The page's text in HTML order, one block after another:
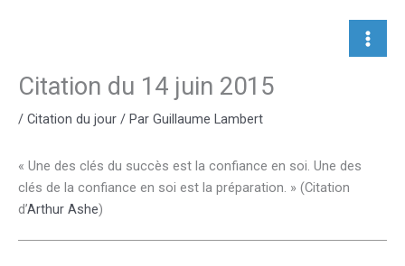
Citation du 14 juin 2015
/ Citation du jour / Par Guillaume Lambert
« Une des clés du succès est la confiance en soi. Une des
clés de la confiance en soi est la préparation. » (Citation
d’Arthur Ashe)